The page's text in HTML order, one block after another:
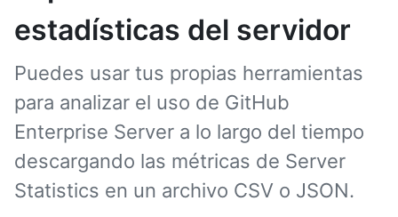
estadísticas del servidor
Puedes usar tus propias herramientas
para analizar el uso de GitHub
Enterprise Server a lo largo del tiempo
descargando las métricas de Server
Statistics en un archivo CSV o JSON.